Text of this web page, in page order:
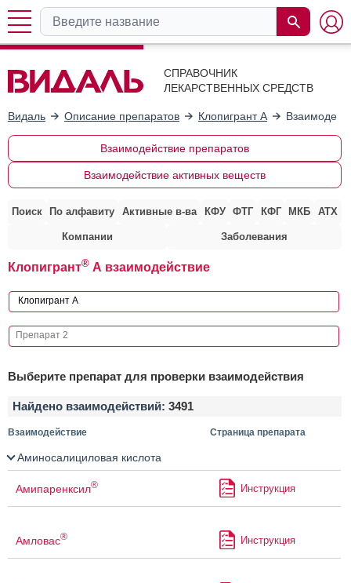
СПРАВОЧНИК
ЛЕКАРСТВЕННЫХ СРЕДСТВ
Видаль Описание препаратов Клопигрант А
Взаимодействие препаратов
Взаимодействие активных веществ
Поиск По алфавиту Активные в-ва КФУ ФТГ КФГ МКБ АТХ
Компании Заболевания
Клопигрант® А взаимодействие
Выберите препарат для проверки взаимодействия
Найдено взаимодействий: 3491
Взаимодействие Страница препарата
Аминосалициловая кислота
Амипаренксил® Инструкция
Амловас® Инструкция